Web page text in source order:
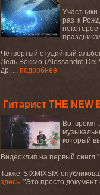
раз к
Четвертый студийный
Дель Веккио (Alessandro Del
др. ... подробнее
Гитарист THE
Во время
который
Видеоклип на первый сингл "
Также SIXMIXSIX
здесь. "Это просто документ